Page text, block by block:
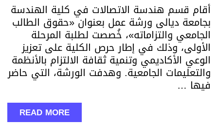
أقام قسم هندسة الاتصالات في كلية الهندسة
بجامعة ديالى ورشة عمل بعنوان «حقوق الطالب
الجامعي والتزاماته»، خُصصت لطلبة المرحلة
الأولى، وذلك في إطار حرص الكلية على تعزيز
الوعي الأكاديمي وتنمية ثقافة الالتزام بالأنظمة
والتعليمات الجامعية. وهدفت الورشة، التي حاضر
فيها …
READ MORE